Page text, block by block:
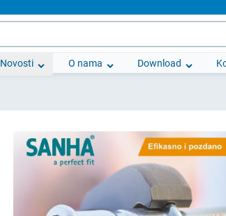
Novosti O nama Download